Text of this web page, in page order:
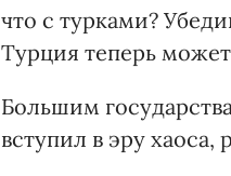
что с турками?
Турция теперь
Большим
вступил в эру